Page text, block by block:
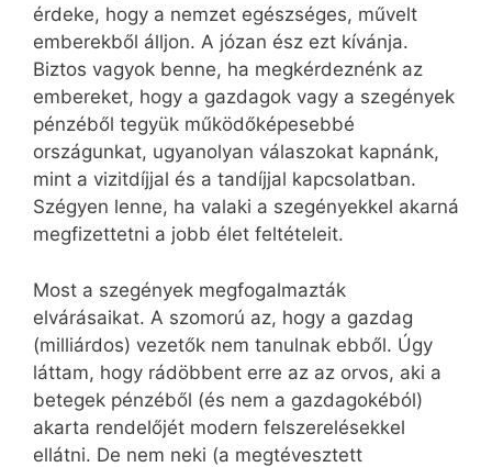
érdeke, hogy a nemzet egészséges, művelt
emberekből álljon. A józan ész ezt kívánja.
Biztos vagyok benne, ha megkérdeznénk az
embereket, hogy a gazdagok vagy a szegények
pénzéből tegyük működőképesebbé
országunkat, ugyanolyan válaszokat kapnánk,
mint a vizitdíjjal és a tandíjjal kapcsolatban.
Szégyen lenne, ha valaki a szegényekkel akarná
megfizettetni a jobb élet feltételeit.
Most a szegények megfogalmazták
elvárásaikat. A szomorú az, hogy a gazdag
(milliárdos) vezetők nem tanulnak ebből. Úgy
láttam, hogy rádöbbent erre az az orvos, aki a
betegek pénzéből (és nem a gazdagokéból)
akarta rendelőjét modern felszerelésekkel
ellátni. De nem neki (a megtévesztett